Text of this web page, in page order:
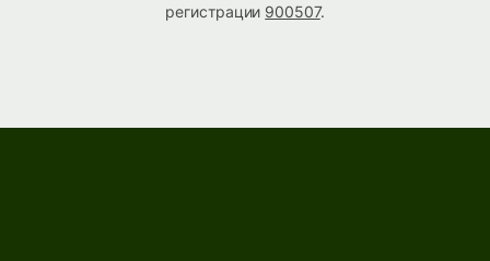
регистрации 900507.